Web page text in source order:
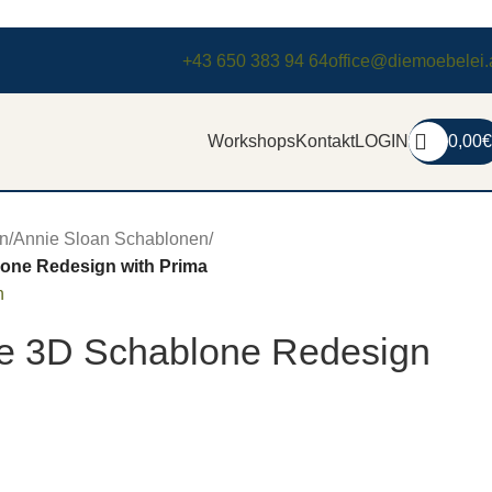
+43 650 383 94 64
WorkshopsKontaktLOGIN 0,00€
/Annie Sloan Schablonen/
Redesign with Prima
3D Schablone Redesign